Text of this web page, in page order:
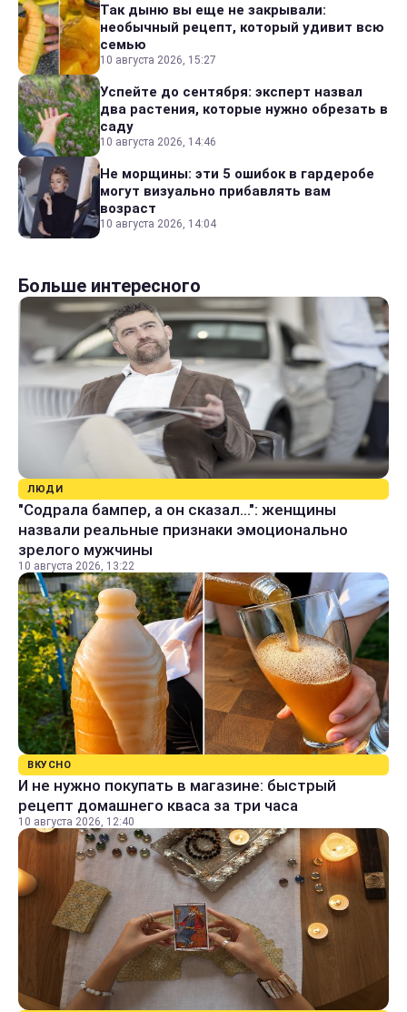
Так дыню вы еще не закрывали:
необычный рецепт, который удивит всю
семью
10 августа 2026, 15:27
Успейте до сентября: эксперт назвал
два растения, которые нужно обрезать в
саду
10 августа 2026, 14:46
Не морщины: эти 5 ошибок в гардеробе
могут визуально прибавлять вам
возраст
10 августа 2026, 14:04
Больше интересного
ЛЮДИ
"Содрала бампер, а он сказал...": женщины
назвали реальные признаки эмоционально
зрелого мужчины
10 августа 2026, 13:22
ВКУСНО
И не нужно покупать в магазине: быстрый
рецепт домашнего кваса за три часа
10 августа 2026, 12:40